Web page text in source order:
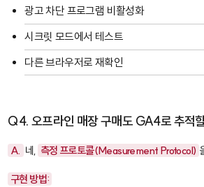
광고 차단 프로그램 비활성화
시크릿 모드에서 테스트
다른 브라우저로 재확인
Q4. 오프라인 매장 구매도 GA4로 추적
A. 네, 측정 프로토콜(Measurement Protocol)
구현 방법: